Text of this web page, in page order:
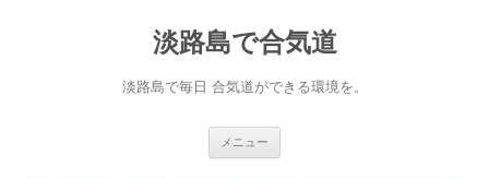
淡路島で合気道
淡路島で毎日 合気道ができる環境を。
メニュー